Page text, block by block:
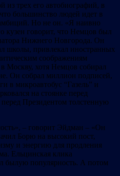
из трех его автобиографий, в
большинство людей идет в
Но не он. «Я наивно
кузен говорит, что Немцов был
Нижнего Новгорода. Он
школы, привлекал иностранных
соображениям
Москву, хотя Немцов собирал
Он собрал миллион подписей,
в микроавтобус “Газель” и
на стоянке перед
Президентом толстенную
– говорит Эйдман – «Он
Борю на высокий пост,
и энергию для продления
Ельцинская клика
былую популярность. А потом